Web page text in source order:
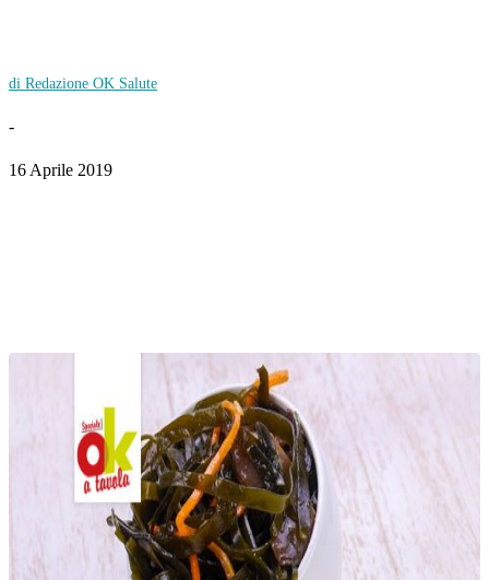
di Redazione OK Salute
-
16 Aprile 2019